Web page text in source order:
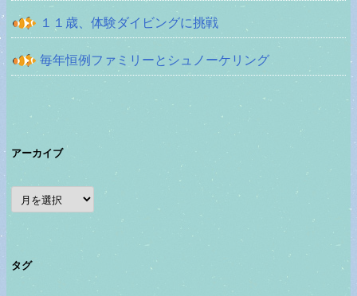
１１歳、体験ダイビングに挑戦
毎年恒例ファミリーとシュノーケリング
アーカイブ
ア
ー
カ
タグ